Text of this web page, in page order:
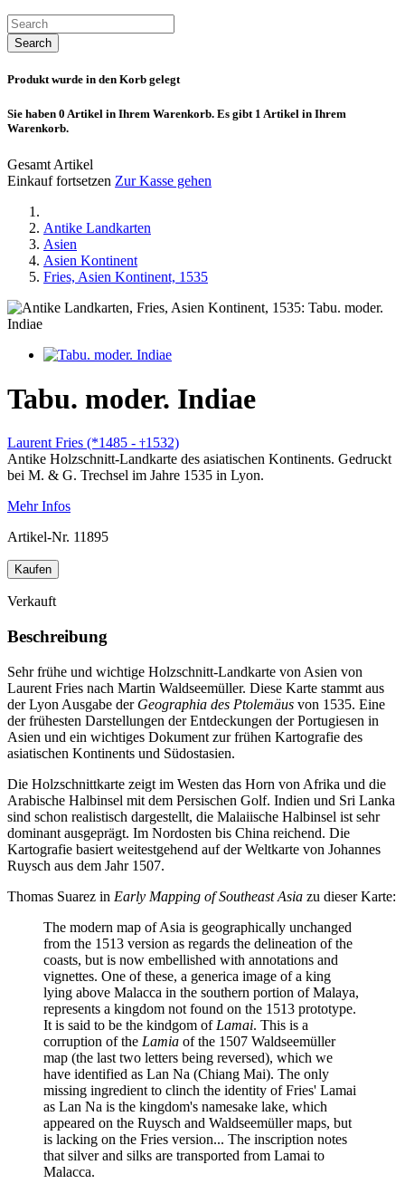
Search
Produkt wurde in den Korb gelegt
Sie haben 0 Artikel in Ihrem Warenkorb. Es gibt 1 Artikel in Ihrem
Warenkorb.
Gesamt Artikel
Einkauf fortsetzen Zur Kasse gehen
Antike Landkarten
Asien
Asien Kontinent
Fries, Asien Kontinent, 1535
Tabu. moder. Indiae
Laurent Fries (*1485 - †1532)
Antike Holzschnitt-Landkarte des asiatischen Kontinents. Gedruckt
bei M. & G. Trechsel im Jahre 1535 in Lyon.
Mehr Infos
Artikel-Nr. 11895
Kaufen
Verkauft
Beschreibung
Sehr frühe und wichtige Holzschnitt-Landkarte von Asien von
Laurent Fries nach Martin Waldseemüller. Diese Karte stammt aus
der Lyon Ausgabe der Geographia des Ptolemäus von 1535. Eine
der frühesten Darstellungen der Entdeckungen der Portugiesen in
Asien und ein wichtiges Dokument zur frühen Kartografie des
asiatischen Kontinents und Südostasien.
Die Holzschnittkarte zeigt im Westen das Horn von Afrika und die
Arabische Halbinsel mit dem Persischen Golf. Indien und Sri Lanka
sind schon realistisch dargestellt, die Malaiische Halbinsel ist sehr
dominant ausgeprägt. Im Nordosten bis China reichend. Die
Kartografie basiert weitestgehend auf der Weltkarte von Johannes
Ruysch aus dem Jahr 1507.
Thomas Suarez in Early Mapping of Southeast Asia zu dieser Karte:
The modern map of Asia is geographically unchanged
from the 1513 version as regards the delineation of the
coasts, but is now embellished with annotations and
vignettes. One of these, a generica image of a king
lying above Malacca in the southern portion of Malaya,
represents a kingdom not found on the 1513 prototype.
It is said to be the kindgom of Lamai. This is a
corruption of the Lamia of the 1507 Waldseemüller
map (the last two letters being reversed), which we
have identified as Lan Na (Chiang Mai). The only
missing ingredient to clinch the identity of Fries' Lamai
as Lan Na is the kingdom's namesake lake, which
appeared on the Ruysch and Waldseemüller maps, but
is lacking on the Fries version... The inscription notes
that silver and silks are transported from Lamai to
Malacca.